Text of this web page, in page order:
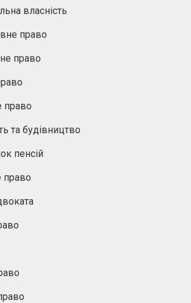
власність
право
право
право
та будівництво
пенсій
право